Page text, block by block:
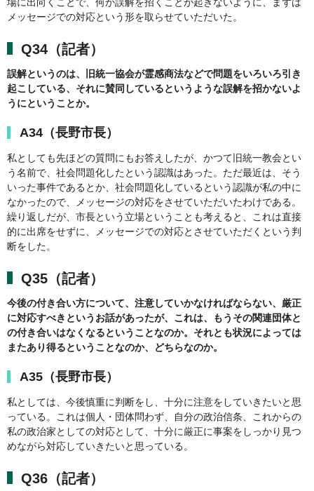
場に出向くことで、何か誤解を招くことが起きないように、まずは
メッセージでの対応という形を取らせていただいた。
Q34（記者）
誤解というのは、旧統一協会が霊感商法などで問題をいろいろ引き
起こしている、それに賛同しているというような誤解を招かないよ
うにということか。
A34（長野市長）
私としても先ほどの質問にもお答えしたが、かつて旧統一教会とい
う名前で、社会問題化したという認識はあった。ただ最近は、そう
いった事件であるとか、社会問題化しているという認識が私の中に
なかったので、メッセージの対応をさせていただいたわけである。
繰り返しだが、市長という立場ということも考えると、これは直接
的に出席をせずに、メッセージでの対応とさせていただくという判
断をした。
Q35（記者）
今後の付き合い方について、注意していかなければならない、厳正
に対応すべきというお話があったが、これは、もうその関連団体と
の付き合いはなくなるということなのか。それとも状況によっては
またあり得るということなのか、どちらなのか。
A35（長野市長）
私としては、今後慎重に判断をし、十分に注意をしていきたいと思
っている。これは個人・団体問わず、自分の政治信条、これからの
私の政治家としての対応として、十分に厳正に事案をしっかり見つ
めながら対応していきたいと思っている。
Q36（記者）